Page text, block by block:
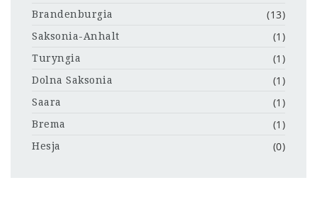
Brandenburgia (13)
Saksonia-Anhalt (1)
Turyngia (1)
Dolna Saksonia (1)
Saara (1)
Brema (1)
Hesja (0)